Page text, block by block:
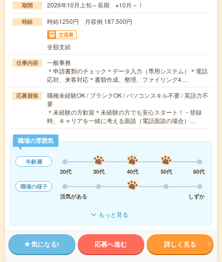
期間 2026年10月上旬～長期 ※10月～！
時給 時給1250円 月収例 187,500円
交通費
全額支給
仕事内容
一般事務
＊申請書類のチェック＊データ入力（専用システム）＊電話
応対、来客対応＊書類作成、整理、ファイリング4…
応募資格
職種未経験OK / ブランクOK / パソコンスキル不要 / 英語力不
要
＊未経験の方歓迎＊未経験の方でも安心スタート！・登録
時、キャリアを一緒に考える面談（電話面談の場合）…
職場の雰囲気
年齢層
20代
30代 40代 50代
60代
職場の様子
活気がある
しずか
もっと見る
気になる! 応募へ進む 詳しく見る